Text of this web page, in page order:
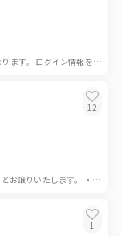
夢8先行1次 アプグレなし ログイン情報でのお譲りとなります。 ログイン情報をお伝えいたしますのでご自身でチケットを表示してご入場ください。 入場次第必ず受け取...
12
超特急FC最速先行当選分 アプグレ限定グッズ(超特急)ごとお譲りいたします。 ・端末貸出でのお譲りを予定しております。端末お渡しの際にその場で受取通知をして...
1